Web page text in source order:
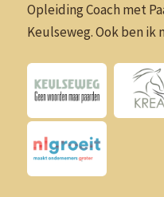
Opleiding Coach met
Keulseweg. Ook ben ik